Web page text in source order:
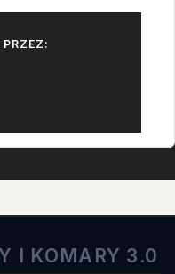
PRZEZ:
I KOMARY 3.0